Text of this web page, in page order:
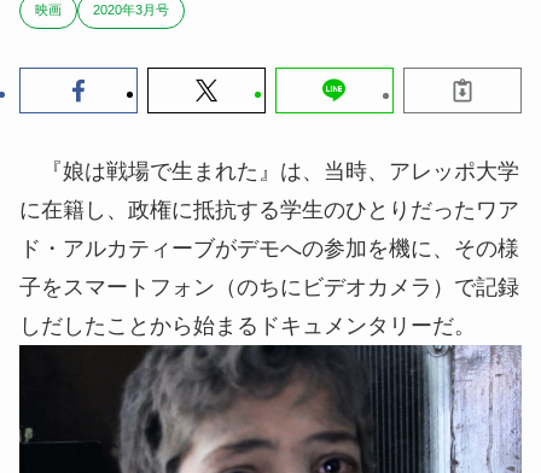
映画 2020年3月号
『娘は戦場で生まれた』は、当時、アレッポ大学
に在籍し、政権に抵抗する学生のひとりだったワア
ド・アルカティーブがデモへの参加を機に、その様
子をスマートフォン（のちにビデオカメラ）で記録
しだしたことから始まるドキュメンタリーだ。